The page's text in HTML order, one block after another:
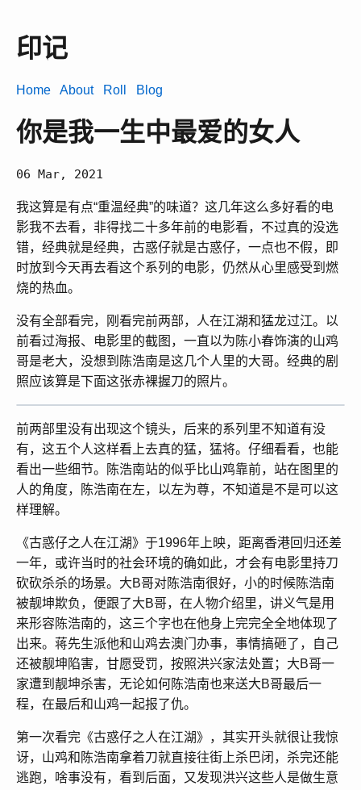
印记
Home About Roll Blog
你是我一生中最爱的女人
06 Mar, 2021
我这算是有点“重温经典”的味道？这几年这么多好看的电
影我不去看，非得找二十多年前的电影看，不过真的没选
错，经典就是经典，古惑仔就是古惑仔，一点也不假，即
时放到今天再去看这个系列的电影，仍然从心里感受到燃
烧的热血。
没有全部看完，刚看完前两部，人在江湖和猛龙过江。以
前看过海报、电影里的截图，一直以为陈小春饰演的山鸡
哥是老大，没想到陈浩南是这几个人里的大哥。经典的剧
照应该算是下面这张赤裸握刀的照片。
前两部里没有出现这个镜头，后来的系列里不知道有没
有，这五个人这样看上去真的猛，猛将。仔细看看，也能
看出一些细节。陈浩南站的似乎比山鸡靠前，站在图里的
人的角度，陈浩南在左，以左为尊，不知道是不是可以这
样理解。
《古惑仔之人在江湖》于1996年上映，距离香港回归还差
一年，或许当时的社会环境的确如此，才会有电影里持刀
砍砍杀杀的场景。大B哥对陈浩南很好，小的时候陈浩南
被靓坤欺负，便跟了大B哥，在人物介绍里，讲义气是用
来形容陈浩南的，这三个字也在他身上完完全全地体现了
出来。蒋先生派他和山鸡去澳门办事，事情搞砸了，自己
还被靓坤陷害，甘愿受罚，按照洪兴家法处置；大B哥一
家遭到靓坤杀害，无论如何陈浩南也来送大B哥最后一
程，在最后和山鸡一起报了仇。
第一次看完《古惑仔之人在江湖》，其实开头就很让我惊
讶，山鸡和陈浩南拿着刀就直接往街上杀巴闭，杀完还能
逃跑，啥事没有，看到后面，又发现洪兴这些人是做生意